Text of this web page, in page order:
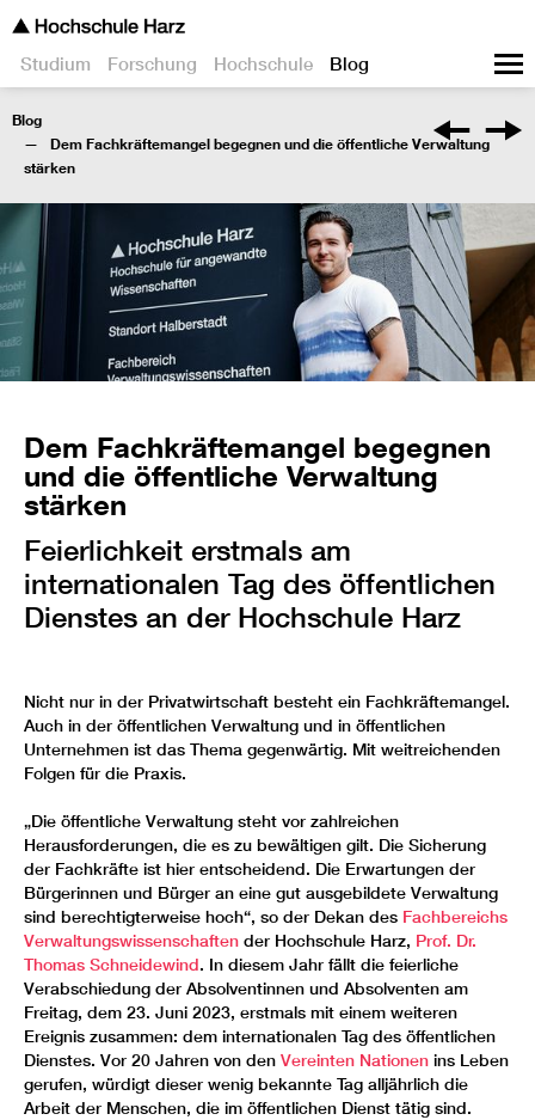
Studium Forschung Hochschule Blog
Blog
Dem Fachkräftemangel begegnen und die öffentliche Verwaltung
stärken
Dem Fachkräftemangel begegnen
und die öffentliche Verwaltung
stärken
Feierlichkeit erstmals am
internationalen Tag des öffentlichen
Dienstes an der Hochschule Harz
Nicht nur in der Privatwirtschaft besteht ein Fachkräftemangel.
Auch in der öffentlichen Verwaltung und in öffentlichen
Unternehmen ist das Thema gegenwärtig. Mit weitreichenden
Folgen für die Praxis.
„Die öffentliche Verwaltung steht vor zahlreichen
Herausforderungen, die es zu bewältigen gilt. Die Sicherung
der Fachkräfte ist hier entscheidend. Die Erwartungen der
Bürgerinnen und Bürger an eine gut ausgebildete Verwaltung
sind berechtigterweise hoch“, so der Dekan des Fachbereichs
Verwaltungswissenschaften der Hochschule Harz, Prof. Dr.
Thomas Schneidewind. In diesem Jahr fällt die feierliche
Verabschiedung der Absolventinnen und Absolventen am
Freitag, dem 23. Juni 2023, erstmals mit einem weiteren
Ereignis zusammen: dem internationalen Tag des öffentlichen
Dienstes. Vor 20 Jahren von den Vereinten Nationen ins Leben
gerufen, würdigt dieser wenig bekannte Tag alljährlich die
Arbeit der Menschen, die im öffentlichen Dienst tätig sind.